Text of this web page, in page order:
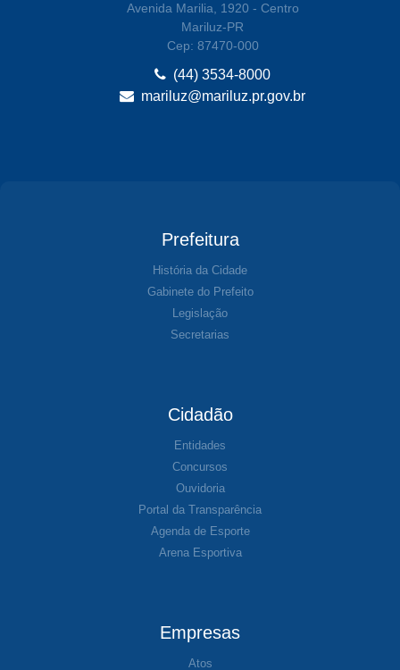
Avenida Marilia, 1920 - Centro
Mariluz-PR
Cep: 87470-000
(44) 3534-8000
mariluz@mariluz.pr.gov.br
Prefeitura
História da Cidade
Gabinete do Prefeito
Legislação
Secretarias
Cidadão
Entidades
Concursos
Ouvidoria
Portal da Transparência
Agenda de Esporte
Arena Esportiva
Empresas
Atos